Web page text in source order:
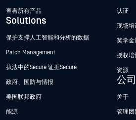
查看所有产品
Solutions
保护支撑人工智能和分析的数据
Patch Management
执法中的Secure 证据Secure
政府、国防与情报
美国联邦政府
能源
认证
现场培
奖学金
授权培
资源
公
关于
管理团